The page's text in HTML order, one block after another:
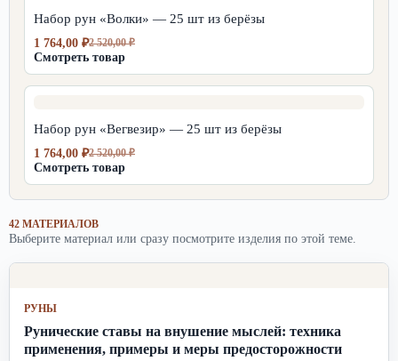
Набор рун «Волки» — 25 шт из берёзы
2 520,00₽
Первоначальная
цена
составляла
1 764,00 ₽
Текущая
цена:
1
Смотреть товар
Набор рун «Вегвезир» — 25 шт из берёзы
2 520,00₽
Первоначальная
цена
составляла
2
520,00 ₽.
1 764,00 ₽
Текущая
цена:
1
Смотреть товар
42 МАТЕРИАЛОВ
Выберите материал или сразу посмотрите изделия по этой теме.
РУНЫ
Рунические ставы на внушение мыслей: техника
применения, примеры и меры предосторожности